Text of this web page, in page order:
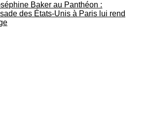
Baker au Panthéon :
des États-Unis à Paris lui rend